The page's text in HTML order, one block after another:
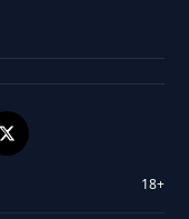
18+